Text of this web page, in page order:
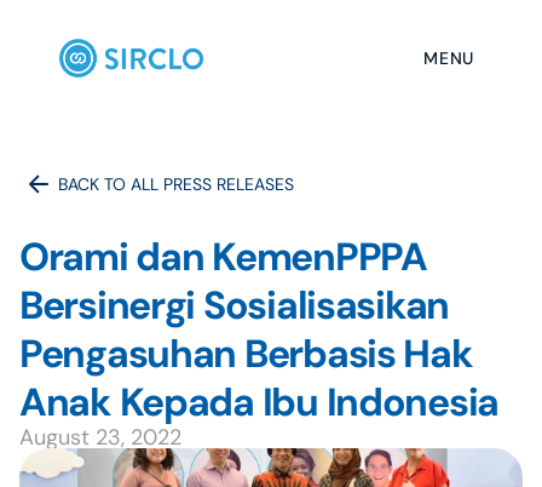
MENU
BACK TO ALL PRESS RELEASES
Orami dan KemenPPPA
Bersinergi Sosialisasikan
Pengasuhan Berbasis Hak
Anak Kepada Ibu Indonesia
August 23, 2022